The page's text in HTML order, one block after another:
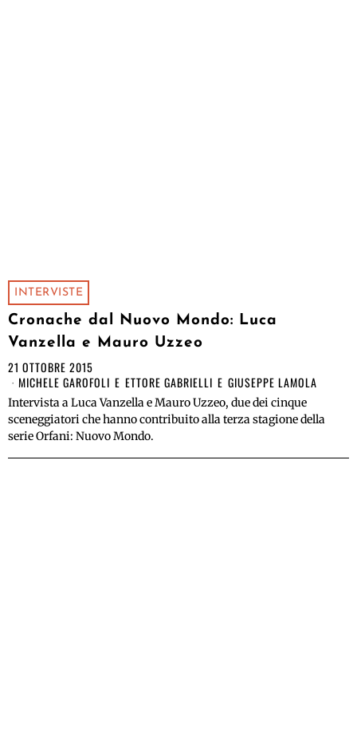
INTERVISTE
Cronache dal Nuovo Mondo: Luca
Vanzella e Mauro Uzzeo
21 OTTOBRE 2015
MICHELE GAROFOLI E ETTORE GABRIELLI E GIUSEPPE LAMOLA
Intervista a Luca Vanzella e Mauro Uzzeo, due dei cinque
sceneggiatori che hanno contribuito alla terza stagione della
serie Orfani: Nuovo Mondo.